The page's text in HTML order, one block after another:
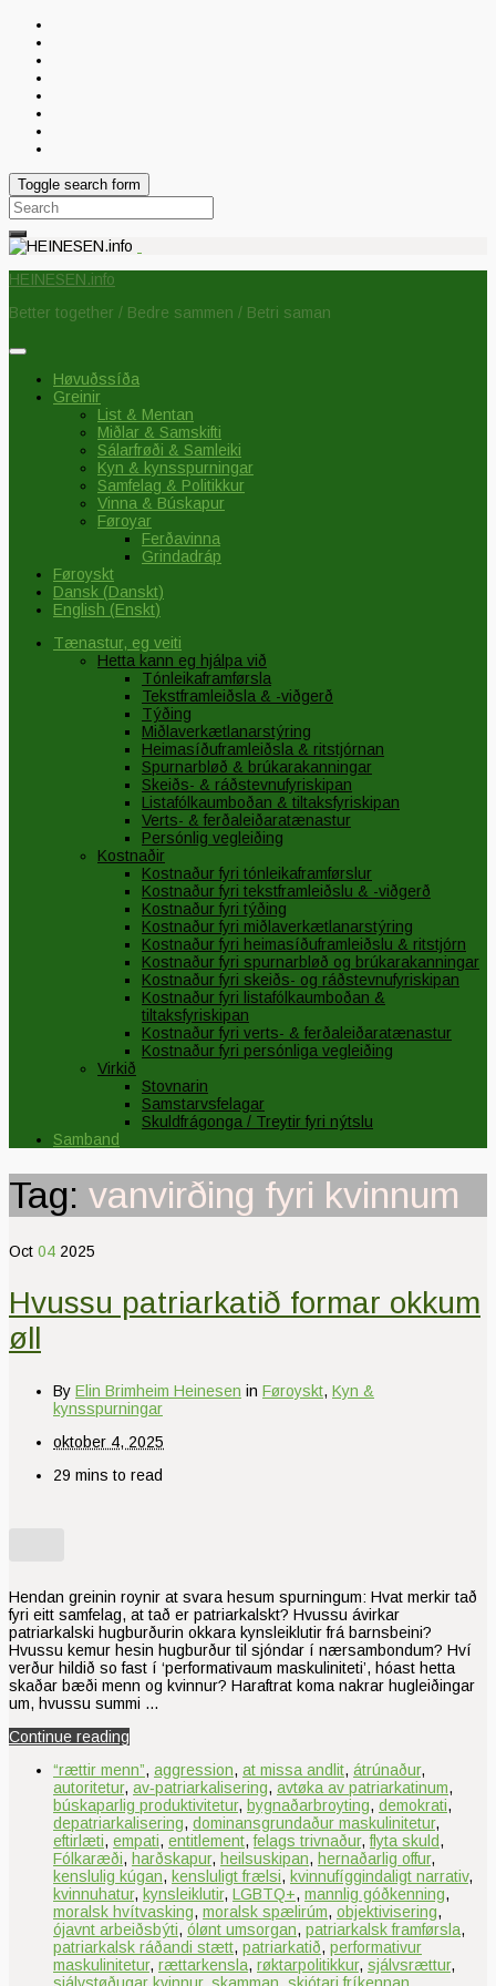
Toggle search form
Search
for:
HEINESEN.info
Better together / Bedre sammen / Betri saman
Høvuðssíða
Greinir
List & Mentan
Miðlar & Samskifti
Sálarfrøði & Samleiki
Kyn & kynsspurningar
Samfelag & Politikkur
Vinna & Búskapur
Føroyar
Ferðavinna
Grindadráp
Føroyskt
Dansk (Danskt)
English (Enskt)
Tænastur, eg veiti
Hetta kann eg hjálpa við
Tónleikaframførsla
Tekstframleiðsla & -viðgerð
Týðing
Miðlaverkætlanarstýring
Heimasíðuframleiðsla & ritstjórnan
Spurnarbløð & brúkarakanningar
Skeiðs- & ráðstevnufyriskipan
Listafólkaumboðan & tiltaksfyriskipan
Verts- & ferðaleiðaratænastur
Persónlig vegleiðing
Kostnaðir
Kostnaður fyri tónleikaframførslur
Kostnaður fyri tekstframleiðslu & -viðgerð
Kostnaður fyri týðing
Kostnaður fyri miðlaverkætlanarstýring
Kostnaður fyri heimasíðuframleiðslu & ritstjórn
Kostnaður fyri spurnarbløð og brúkarakanningar
Kostnaður fyri skeiðs- og ráðstevnufyriskipan
Kostnaður fyri listafólkaumboðan &
tiltaksfyriskipan
Kostnaður fyri verts- & ferðaleiðaratænastur
Kostnaður fyri persónliga vegleiðing
Virkið
Stovnarin
Samstarvsfelagar
Skuldfrágonga / Treytir fyri nýtslu
Samband
Tag: vanvirðing fyri kvinnum
Oct 04 2025
Hvussu patriarkatið formar okkum
øll
By Elin Brimheim Heinesen in Føroyskt, Kyn &
kynsspurningar
oktober 4, 2025
29 mins to read
Hendan greinin roynir at svara hesum spurningum: Hvat merkir tað
fyri eitt samfelag, at tað er patriarkalskt? Hvussu ávirkar
patriarkalski hugburðurin okkara kynsleiklutir frá barnsbeini?
Hvussu kemur hesin hugburður til sjóndar í nærsambondum? Hví
verður hildið so fast í ‘performativaum maskuliniteti’, hóast hetta
skaðar bæði menn og kvinnur? Haraftrat koma nakrar hugleiðingar
um, hvussu summi …
Continue reading
“rættir menn”, aggression, at missa andlit, átrúnaður,
autoritetur, av‑patriarkalisering, avtøka av patriarkatinum,
búskaparlig produktivitetur, bygnaðarbroyting, demokrati,
depatriarkalisering, dominansgrundaður maskulinitetur,
eftirlæti, empati, entitlement,felags trivnaður,flyta skuld,
Fólkaræði, harðskapur, heilsuskipan, hernaðarlig offur,
kenslulig kúgan, kensluligt frælsi, kvinnufíggindaligt narrativ,
kvinnuhatur, kynsleiklutir, LGBTQ+, mannlig góðkenning,
moralsk hvítvasking, moralsk spælirúm, objektivisering,
ójavnt arbeiðsbýti, ólønt umsorgan, patriarkalsk framførsla,
patriarkalsk ráðandi stætt, patriarkatið, performativur
maskulinitetur, rættarkensla, røktarpolitikkur, sjálvsrættur,